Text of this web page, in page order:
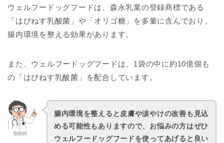
ウェルフードッグフードは、森永乳業の登録商標である
「はぴねす乳酸菌」や「オリゴ糖」を多量に含んでおり、
腸内環境を整える効果があります。
また、ウェルフードッグフードは、1袋の中に約10億個も
の「はぴねす乳酸菌」を配合しています。
獣医師
腸内環境を整えると皮膚や涙やけの改善も見込
める可能性もありますので、お悩みの方はぜひ
ウェルフードッグフードを使ってあげると良い